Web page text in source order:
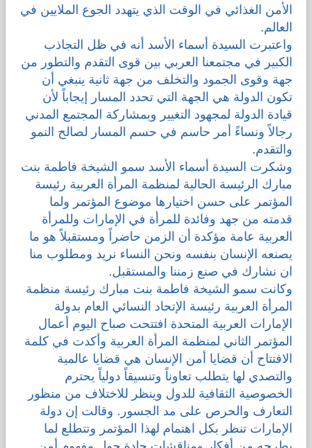
الأمن الغذائي في الوقت الذي يتهدد الجوع الملايين في
العالم.
واعتبرت السيدة أسماء الأسد أنه في ظل التجاذب
الكبير في مجتمعنا العربي بين قوى التقدم والتطور من
جهة وقوى الجمود والتخلف من جهة ثانية ينبغي أن
تكون الدولة هي الجهة التي تحدد المسار إيجاباً لأن
قيادة الدولة لمجهود التغيير وبمشاركة المجتمع المدني
رجالاً ونساءً أمر حاسم في حسم المسار لصالح النمو
والتقدم.
وشكرت السيدة أسماء الأسد سمو الشيخة فاطمة بنت
مبارك الرئيسة الحالية لمنظمة المرأة العربية رئيسة
المؤتمر على حسن اختيارها موضوع المؤتمر ولما
قدمته من جهد وفائدة للمرأة في الإمارات وللمرأة
العربية عامة مؤكدة أن الزمن حاضراً ومستقبلاً هو ما
يصنعه الإنسان بنفسه ونحن النساء نريد ومطلوب منا
ان نشارك في صنع زمننا والمستقبل.
وكانت سمو الشيخة فاطمة بنت مبارك رئيسة منظمة
المرأة العربية رئيسة الإتحاد النسائي العام بدولة
الإمارات العربية المتحدة افتتحت صباح اليوم أعمال
المؤتمر الثاني لمنظمة المرأة العربية وأكدت في كلمة
الافتتاح أن قضايا أمن الإنسان هي قضايا عالمية
والتصدي لها يتطلب تعاوناً وتنسيقاً دولياً يحترم
الخصوصية الثقافية للدول وينظر للاختلاف من منظور
التعارف والحرص على مد الجسور. وقالت إن دولة
الإمارات تنظر بكل اهتمام لهذا المؤتمر وتتطلع لما